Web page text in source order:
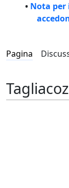
• Nota per
Pagina